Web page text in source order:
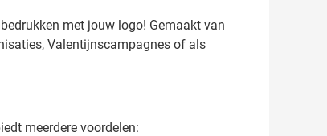
met jouw logo! Gemaakt van
Valentijnscampagnes of als
meerdere voordelen: